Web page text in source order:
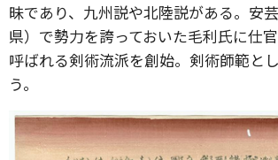
昧であり、九州説や北陸説がある。安
県）で勢力を誇っておいた毛利氏に仕
呼ばれる剣術流派を創始。剣術師範と
う。